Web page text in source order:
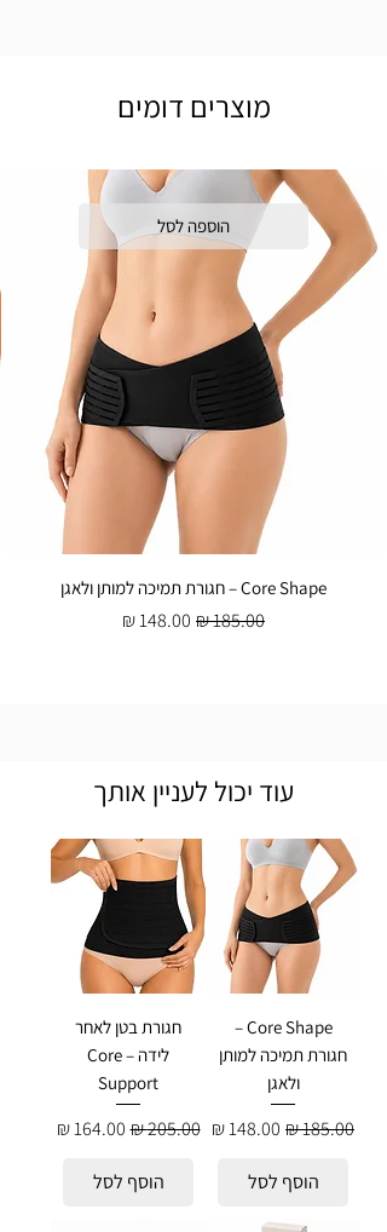
מוצרים דומים
הוספה לסל
Core Shape – חגורת תמיכה למותן ולאגן
מחיר רגיל מחיר מבצע
עוד יכול לעניין אותך
Core Shape –
חגורת תמיכה למותן
ולאגן
מחיר רגיל מחיר מבצע
הוסף לסל
חגורת בטן לאחר
לידה – Core
Support
מחיר רגיל‏205.00 ‏₪ מחיר מבצע
הוסף לסל